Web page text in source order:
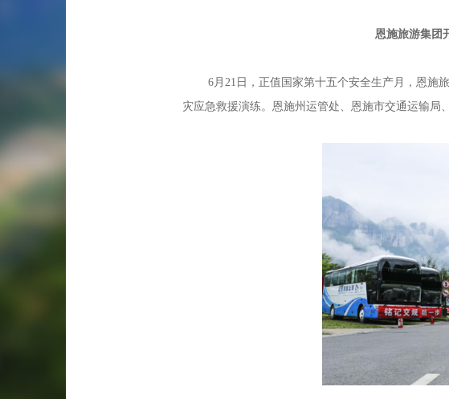
恩施旅游集团
6月21日，正值国家第十五个安全生产月，恩施旅
灾应急救援演练。恩施州运管处、恩施市交通运输局